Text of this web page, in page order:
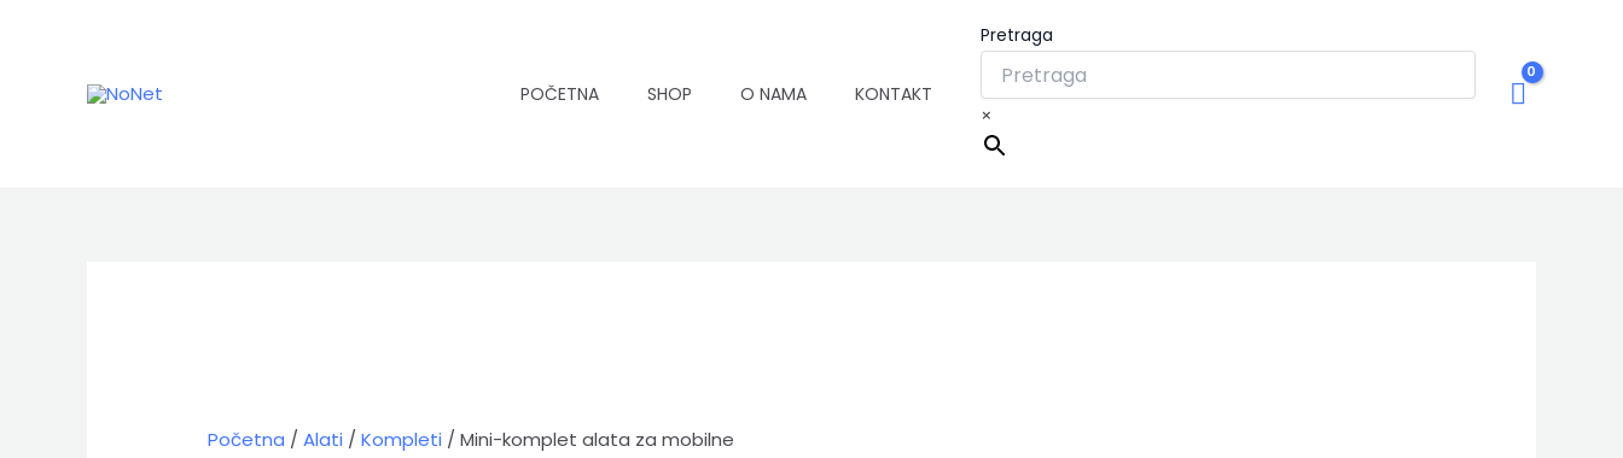
POČETNA SHOP O NAMA KONTAKT
Pretraga
×
Početna /Alati /Kompleti / Mini-komplet alata za mobilne